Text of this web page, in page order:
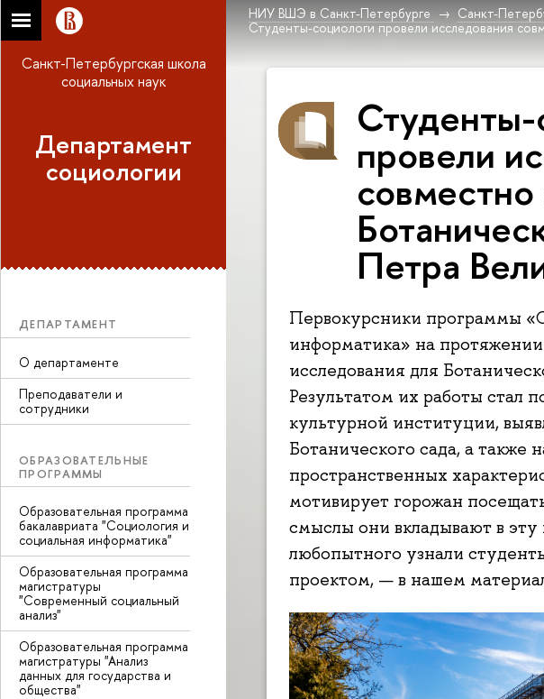
НИУ ВШЭ в Санкт-Петербурге Санкт-
Студенты-социологи провели исследования
Санкт-Петербургская школа
социальных наук
Департамент
социологии
ДЕПАРТАМЕНТ
О департаменте
Преподаватели и
сотрудники
ОБРАЗОВАТЕЛЬНЫЕ
ПРОГРАММЫ
Образовательная программа
бакалавриата "Социология и
социальная информатика"
Образовательная программа
магистратуры
"Современный социальный
анализ"
Образовательная программа
магистратуры "Анализ
данных для государства и
общества"
Студенты-
провели
совместно
Петра
Первокурсники программы
информатика» на
исследования для
Результатом их работы стал
культурной институции,
Ботанического сада, а также
пространственных
мотивирует горожан
смыслы они вкладывают в
любопытного узнали
проектом, — в нашем